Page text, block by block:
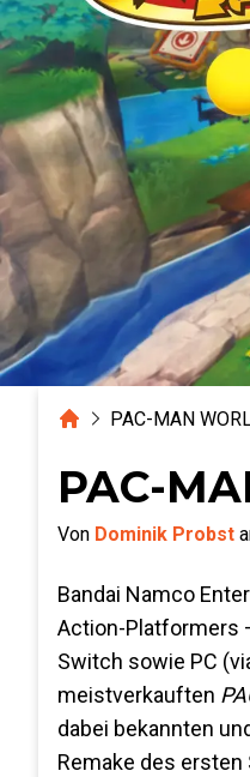
HomePAC-MAN
PAC-
Von Dominik Probst
Bandai Namco
Action-Platformers
Switch sowie PC
meistverkauften
dabei bekannten
Remake des